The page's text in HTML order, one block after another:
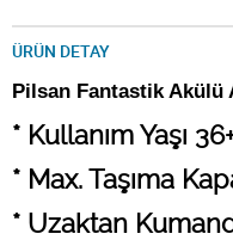
ÜRÜN DETAY
Pilsan Fantastik Akülü
* Kullanım Yaşı
* Max. Taşıma
* Uzaktan